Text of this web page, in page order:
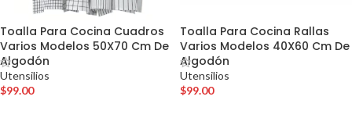
Toalla Para Cocina Cuadros
Varios Modelos 50X70 Cm De
Algodón
Utensilios
$99.00
Toalla Para Cocina Rallas
Varios Modelos 40X60 Cm De
Algodón
Utensilios
$99.00